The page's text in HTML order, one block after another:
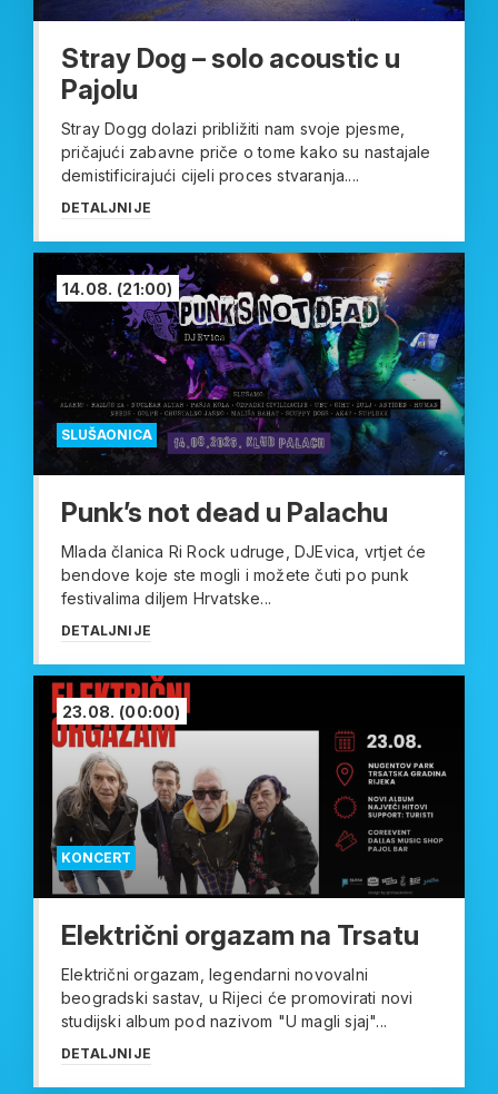
Stray Dog – solo acoustic u
Pajolu
Stray Dogg dolazi približiti nam svoje pjesme,
pričajući zabavne priče o tome kako su nastajale
demistificirajući cijeli proces stvaranja....
DETALJNIJE
SLUŠAONICA
14.08. (21:00)
Punk’s not dead u Palachu
Mlada članica Ri Rock udruge, DJEvica, vrtjet će
bendove koje ste mogli i možete čuti po punk
festivalima diljem Hrvatske...
DETALJNIJE
KONCERT
23.08. (00:00)
Električni orgazam na Trsatu
Električni orgazam, legendarni novovalni
beogradski sastav, u Rijeci će promovirati novi
studijski album pod nazivom "U magli sjaj"...
DETALJNIJE